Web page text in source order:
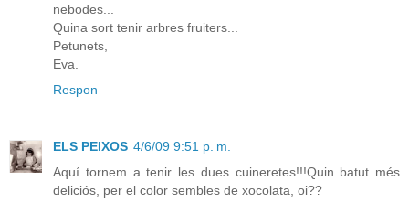
nebodes...
Quina sort tenir arbres fruiters...
Petunets,
Eva.
Respon
ELS PEIXOS 4/6/09 9:51 p. m.
Aquí tornem a tenir les dues cuineretes!!!Quin batut més
deliciós, per el color sembles de xocolata, oi??